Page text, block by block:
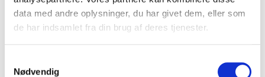
data med andre oplysninger, du har givet dem, eller som
de har indsamlet fra din brug af deres tjenester.
Nødvendig
FLERE VISNINGER